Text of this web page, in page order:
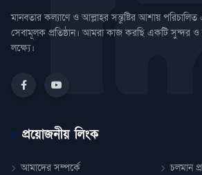
মানবতার কল্যাণে ও আল্লাহর সন্তুষ্টির আশায়
সেবামূলক প্রতিষ্ঠান। আমরা কাজ করছি একটি সুন্দর ও
লক্ষ্যে।
প্রয়োজনীয় লিংক
আমাদের সম্পর্কে
চলমান